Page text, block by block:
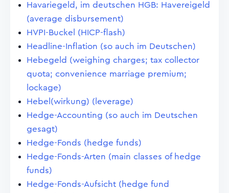
Havariegeld, im deutschen HGB: Havereigeld
(average disbursement)
HVPI-Buckel (HICP-flash)
Headline-Inflation (so auch im Deutschen)
Hebegeld (weighing charges; tax collector
quota; convenience marriage premium;
lockage)
Hebel(wirkung) (leverage)
Hedge-Accounting (so auch im Deutschen
gesagt)
Hedge-Fonds (hedge funds)
Hedge-Fonds-Arten (main classes of hedge
funds)
Hedge-Fonds-Aufsicht (hedge fund